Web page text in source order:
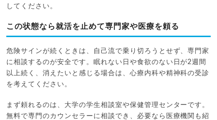
してください。
この状態なら就活を止めて専門家や医療を頼る
危険サインが続くときは、自己流で乗り切ろうとせず、専門家
に相談するのが安全です。眠れない日や食欲のない日が2週間
以上続く、消えたいと感じる場合は、心療内科や精神科の受診
を考えてください。
まず頼れるのは、大学の学生相談室や保健管理センターです。
無料で専門のカウンセラーに相談でき、必要なら医療機関も紹